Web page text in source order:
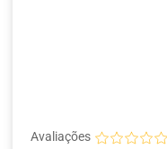
Avaliações